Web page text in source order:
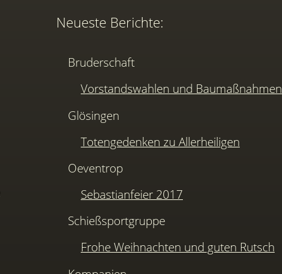
Neueste Berichte:
Bruderschaft
Vorstandswahlen und Baumaßnahmen
Glösingen
Totengedenken zu Allerheiligen
Oeventrop
Sebastianfeier 2017
Schießsportgruppe
Frohe Weihnachten und guten Rutsch